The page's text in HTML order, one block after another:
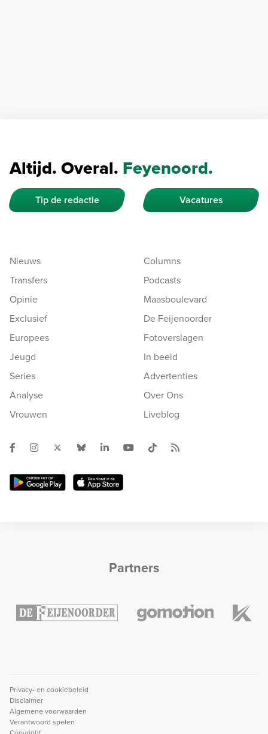
Altijd. Overal. Feyenoord.
Tip de redactie Vacatures
Nieuws
Transfers
Opinie
Exclusief
Europees
Jeugd
Series
Analyse
Vrouwen
Columns
Podcasts
Maasboulevard
De Feijenoorder
Fotoverslagen
In beeld
Advertenties
Over Ons
Liveblog
Partners
Privacy- en cookiebeleid
Disclaimer
Algemene voorwaarden
Verantwoord spelen